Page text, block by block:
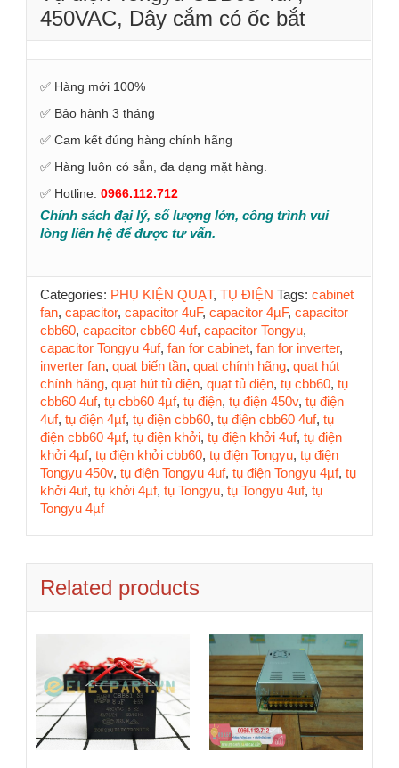
450VAC, Dây cắm có ốc bắt
✅ Hàng mới 100%
✅ Bảo hành 3 tháng
✅ Cam kết đúng hàng chính hãng
✅ Hàng luôn có sẵn, đa dạng mặt hàng.
✅ Hotline: 0966.112.712
Chính sách đại lý, số lượng lớn, công trình vui
lòng liên hệ để được tư vấn.
Categories: PHỤ KIỆN QUẠT, TỤ ĐIỆN Tags: cabinet
fan, capacitor, capacitor 4uF, capacitor 4µF, capacitor
cbb60, capacitor cbb60 4uf, capacitor Tongyu,
capacitor Tongyu 4uf, fan for cabinet, fan for inverter,
inverter fan, quạt biến tần, quạt chính hãng, quạt hút
chính hãng, quạt hút tủ điện, quạt tủ điện, tụ cbb60, tụ
cbb60 4uf, tụ cbb60 4µf, tụ điện, tụ điện 450v, tụ điện
4uf, tụ điện 4µf, tụ điện cbb60, tụ điện cbb60 4uf, tụ
điện cbb60 4µf, tụ điện khởi, tụ điện khởi 4uf, tụ điện
khởi 4µf, tụ điện khởi cbb60, tụ điện Tongyu, tụ điện
Tongyu 450v, tụ điện Tongyu 4uf, tụ điện Tongyu 4µf, tụ
khởi 4uf, tụ khởi 4µf, tụ Tongyu, tụ Tongyu 4uf, tụ
Tongyu 4µf
Related products